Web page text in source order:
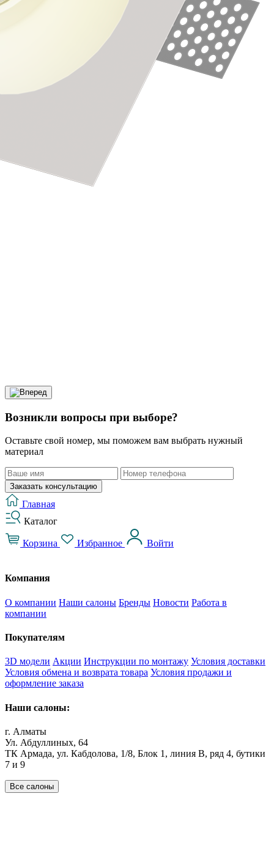
Возникли вопросы при выборе?
Оставьте свой номер, мы поможем вам выбрать нужный
материал
Заказать консультацию
Главная
Каталог
Корзина Избранное Войти
Компания
О компании Наши салоны Бренды Новости Работа в
компании
Покупателям
3D модели Акции Инструкции по монтажу Условия доставки
Условия обмена и возврата товара Условия продажи и
оформление заказа
Наши салоны:
г. Алматы
Ул. Абдуллиных, 64
ТК Армада, ул. Кабдолова, 1/8, Блок 1, линия В, ряд 4, бутики
7 и 9
Все салоны